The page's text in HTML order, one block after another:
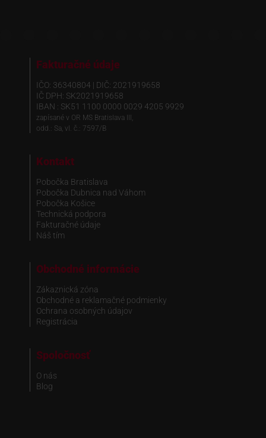
Fakturačné údaje
IČO: 36340804 | DIČ: 2021919658
IČ DPH: SK2021919658
IBAN : SK51 1100 0000 0029 4205 9929
zapísané v OR MS Bratislava III,
odd.: Sa, vl. č.: 7597/B
Kontakt
Pobočka Bratislava
Pobočka Dubnica nad Váhom
Pobočka Košice
Technická podpora
Fakturačné údaje
Náš tím
Obchodné informácie
Zákaznická zóna
Obchodné a reklamačné podmienky
Ochrana osobných údajov
Registrácia
Spoločnosť
O nás
Blog